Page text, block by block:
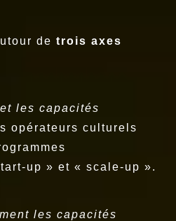
de trois axes
les capacités
opérateurs culturels
up » et « scale-up ».
les capacités